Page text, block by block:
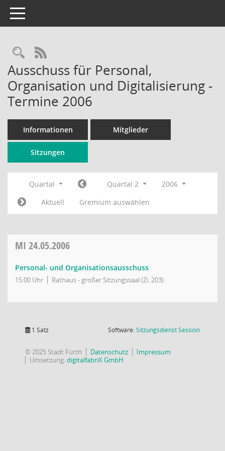
Toggle navigation
Rechercheauswahl
RSS-Feed
Ausschuss für Personal,
Organisation und Digitalisierung -
Termine 2006
Informationen Mitglieder
Sitzungen
Quartal Quartal 2
2006
Aktuell
Gremium auswählen
MI 24.05.2006
Personal- und Organisationsausschuss
15:00 Uhr Rathaus - großer Sitzungssaal (Zi. 203)
1 Satz Software:SitzungsdienstSession(Wird in
© 2025 Stadt Fürth Datenschutz
Impressum
Umsetzung:digitalfabriX GmbH